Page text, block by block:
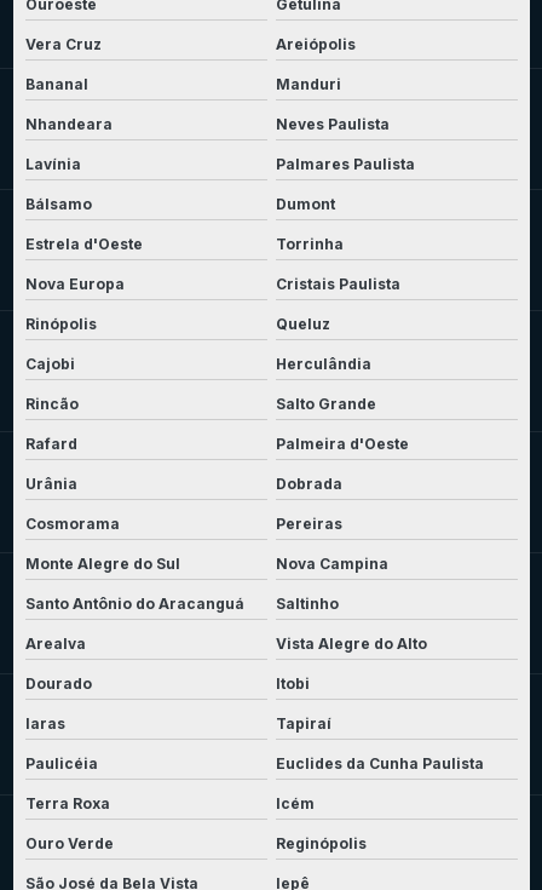
Ouroeste Getulina
Vera Cruz Areiópolis
Bananal Manduri
Nhandeara Neves Paulista
Lavínia Palmares Paulista
Bálsamo Dumont
Estrela d'Oeste Torrinha
Nova Europa Cristais Paulista
Rinópolis Queluz
Cajobi Herculândia
Rincão Salto Grande
Rafard Palmeira d'Oeste
Urânia Dobrada
Cosmorama Pereiras
Monte Alegre do Sul Nova Campina
Santo Antônio do Aracanguá Saltinho
Arealva Vista Alegre do Alto
Dourado Itobi
Iaras Tapiraí
Paulicéia Euclides da Cunha Paulista
Terra Roxa Icém
Ouro Verde Reginópolis
São José da Bela Vista Iepê